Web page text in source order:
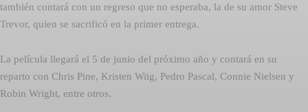
también contará con un regreso que no esperaba, la de su amor Steve
Trevor, quien se sacrificó en la primer entrega.
La película llegará el 5 de junio del próximo año y contará en su
reparto con Chris Pine, Kristen Wiig, Pedro Pascal, Connie Nielsen y
Robin Wright, entre otros.